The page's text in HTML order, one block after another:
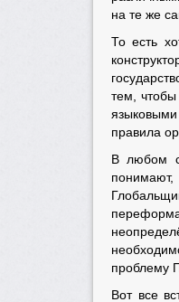
на те же
То есть
тем,
правила
В любом
проблему
Вот все